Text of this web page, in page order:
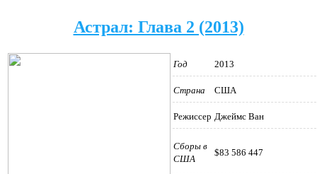
Астрал: Глава 2 (2013)
Год 2013
Страна США
Режиссер Джеймс Ван
Сборы в
США
$83 586 447